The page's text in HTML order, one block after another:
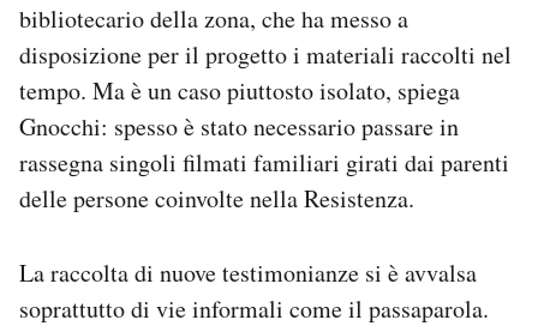
bibliotecario della zona, che ha messo a
disposizione per il progetto i materiali raccolti nel
tempo. Ma è un caso piuttosto isolato, spiega
Gnocchi: spesso è stato necessario passare in
rassegna singoli filmati familiari girati dai parenti
delle persone coinvolte nella Resistenza.
La raccolta di nuove testimonianze si è avvalsa
soprattutto di vie informali come il passaparola.